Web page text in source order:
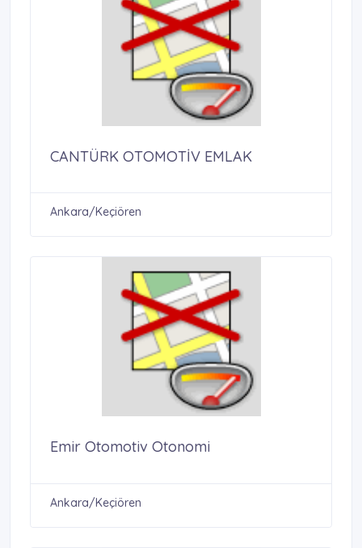
CANTÜRK OTOMOTİV EMLAK
Ankara/Keçiören
Emir Otomotiv Otonomi
Ankara/Keçiören